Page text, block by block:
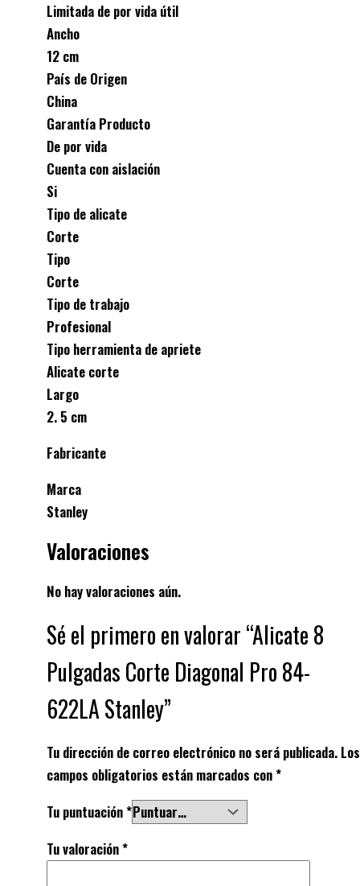
Limitada de por vida útil
Ancho
12 cm
País de Origen
China
Garantía Producto
De por vida
Cuenta con aislación
Si
Tipo de alicate
Corte
Tipo
Corte
Tipo de trabajo
Profesional
Tipo herramienta de apriete
Alicate corte
Largo
2. 5 cm
Fabricante
Marca
Stanley
Valoraciones
No hay valoraciones aún.
Sé el primero en valorar “Alicate 8
Pulgadas Corte Diagonal Pro 84-
622LA Stanley”
Tu dirección de correo electrónico no será publicada. Los
campos obligatorios están marcados con*
Tu puntuación*
Tu valoración*